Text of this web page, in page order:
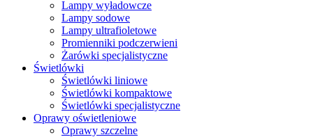
Lampy wyładowcze
Lampy sodowe
Lampy ultrafioletowe
Promienniki podczerwieni
Żarówki specjalistyczne
Świetlówki
Świetlówki liniowe
Świetlówki kompaktowe
Świetlówki specjalistyczne
Oprawy oświetleniowe
Oprawy szczelne